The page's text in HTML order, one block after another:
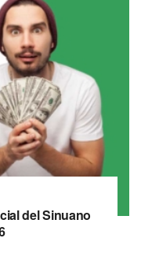
del Sinuano